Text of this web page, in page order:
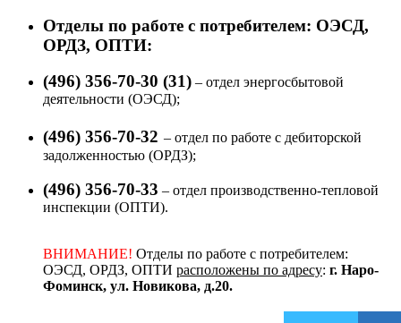
Отделы по работе с потребителем: ОЭСД,
ОРДЗ, ОПТИ:
(496) 356-70-30 (31) – отдел энергосбытовой
деятельности (ОЭСД);
(496) 356-70-32 – отдел по работе с дебиторской
задолженностью (ОРДЗ);
(496) 356-70-33 – отдел производственно-тепловой
инспекции (ОПТИ).
ВНИМАНИЕ! Отделы по работе с потребителем:
ОЭСД, ОРДЗ, ОПТИ расположены по адресу: г. Наро-
Фоминск, ул. Новикова, д.20.